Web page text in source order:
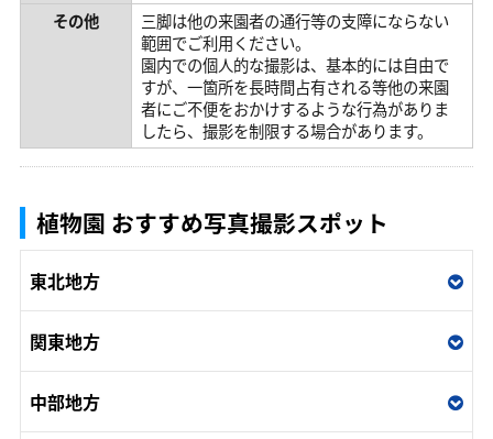
その他
三脚は他の来園者の通行等の支障にならない
範囲でご利用ください。
園内での個人的な撮影は、基本的には自由で
すが、一箇所を長時間占有される等他の来園
者にご不便をおかけするような行為がありま
したら、撮影を制限する場合があります。
植物園 おすすめ写真撮影スポット
東北地方
関東地方
中部地方